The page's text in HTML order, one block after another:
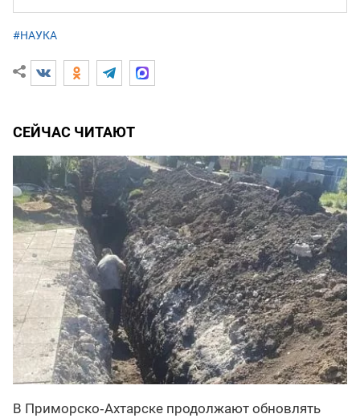
#НАУКА
СЕЙЧАС ЧИТАЮТ
В Приморско‑Ахтарске продолжают обновлять